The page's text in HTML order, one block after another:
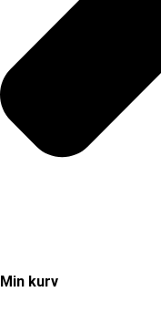
Min kurv